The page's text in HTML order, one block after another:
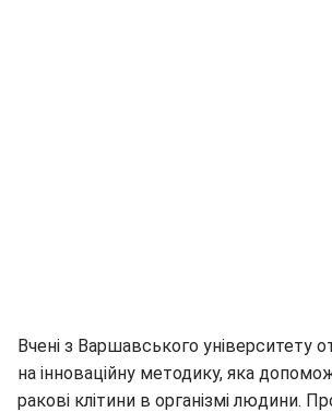
Вчені з Варшавського університету
на інноваційну методику, яка
ракові клітини в організмі людини.